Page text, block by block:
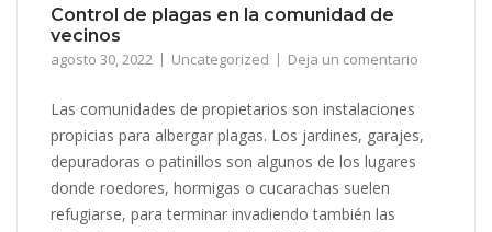
Control de plagas en la comunidad de
vecinos
agosto 30, 2022 Uncategorized Deja un comentario
Las comunidades de propietarios son instalaciones
propicias para albergar plagas. Los jardines, garajes,
depuradoras o patinillos son algunos de los lugares
donde roedores, hormigas o cucarachas suelen
refugiarse, para terminar invadiendo también las